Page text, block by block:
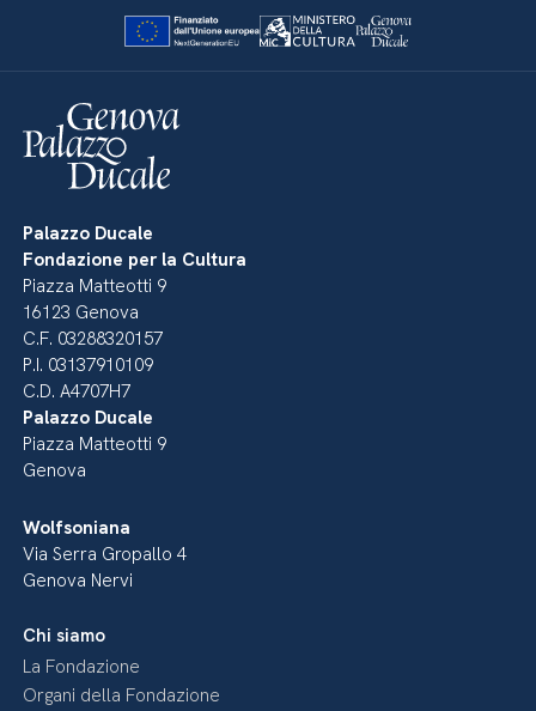
Palazzo Ducale
Fondazione per la Cultura
Piazza Matteotti 9
16123 Genova
C.F. 03288320157
P.I. 03137910109
C.D. A4707H7
Palazzo Ducale
Piazza Matteotti 9
Genova
Wolfsoniana
Via Serra Gropallo 4
Genova Nervi
Chi siamo
La Fondazione
Organi della Fondazione